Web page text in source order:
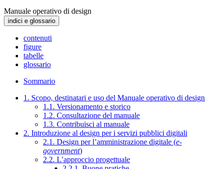
Manuale operativo di design
indici e glossario
contenuti
figure
tabelle
glossario
Sommario
1. Scopo, destinatari e uso del Manuale operativo di design
1.1. Versionamento e storico
1.2. Consultazione del manuale
1.3. Contribuisci al manuale
2. Introduzione al design per i servizi pubblici digitali
2.1. Design per l’amministrazione digitale (e-
government)
2.2. L’approccio progettuale